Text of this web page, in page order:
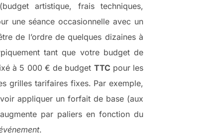
artistique, frais techniques,
une séance occasionnelle avec un
de l’ordre de quelques dizaines à
tant que votre budget de
à 5 000 € de budget TTC pour les
grilles tarifaires fixes. Par exemple,
appliquer un forfait de base (aux
par paliers en fonction du
.